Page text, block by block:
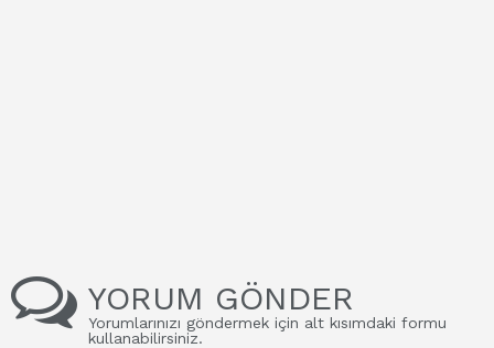
YORUM GÖNDER
Yorumlarınızı göndermek için alt kısımdaki formu
kullanabilirsiniz.